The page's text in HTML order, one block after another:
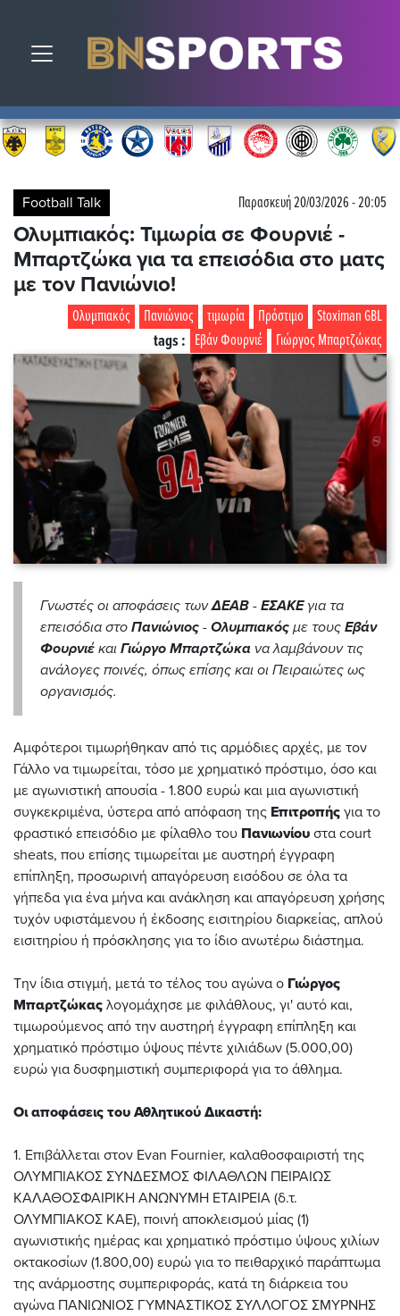
Toggle navigation
Football Talk Παρασκευή 20/03/2026 - 20:05
Ολυμπιακός: Τιμωρία σε Φουρνιέ -
Μπαρτζώκα για τα επεισόδια στο ματς
με τον Πανιώνιο!
Stoximan GBL
Πρόστιμο
τιμωρία
Πανιώνιος
Ολυμπιακός
Γιώργος Μπαρτζώκας
Εβάν Φουρνιέ
tags :
Γνωστές οι αποφάσεις τωνΔΕΑΒ - ΕΣΑΚΕγια τα
επεισόδια στο Πανιώνιος - Ολυμπιακός με τους Εβάν
Φουρνιέ και Γιώργο Μπαρτζώκα να λαμβάνουν τις
ανάλογες ποινές, όπως επίσης και οι Πειραιώτες ως
οργανισμός.
Αμφότεροι τιμωρήθηκαν από τις αρμόδιες αρχές, με τον
Γάλλο να τιμωρείται, τόσο με χρηματικό πρόστιμο, όσο και
με αγωνιστική απουσία - 1.800 ευρώ και μια αγωνιστική
συγκεκριμένα, ύστερα από απόφαση της Επιτροπής για το
φραστικό επεισόδιο με φίλαθλο του Πανιωνίου στα court
sheats, που επίσης τιμωρείται με αυστηρή έγγραφη
επίπληξη, προσωρινή απαγόρευση εισόδου σε όλα τα
γήπεδα για ένα μήνα και ανάκληση και απαγόρευση χρήσης
τυχόν υφιστάμενου ή έκδοσης εισιτηρίου διαρκείας, απλού
εισιτηρίου ή πρόσκλησης για το ίδιο ανωτέρω διάστημα.
Την ίδια στιγμή, μετά το τέλος του αγώνα ο Γιώργος
Μπαρτζώκας λογομάχησε με φιλάθλους, γι' αυτό και,
τιμωρούμενος από την αυστηρή έγγραφη επίπληξη και
χρηματικό πρόστιμο ύψους πέντε χιλιάδων (5.000,00)
ευρώ για δυσφημιστική συμπεριφορά για το άθλημα.
Οι αποφάσεις του Αθλητικού Δικαστή:
1. Επιβάλλεται στον Evan Fournier, καλαθοσφαιριστή της
ΟΛΥΜΠΙΑΚΟΣ ΣΥΝΔΕΣΜΟΣ ΦΙΛΑΘΛΩΝ ΠΕΙΡΑΙΩΣ
ΚΑΛΑΘΟΣΦΑΙΡΙΚΗ ΑΝΩΝΥΜΗ ΕΤΑΙΡΕΙΑ (δ.τ.
ΟΛΥΜΠΙΑΚΟΣ ΚΑΕ), ποινή αποκλεισμού μίας (1)
αγωνιστικής ημέρας και χρηματικό πρόστιμο ύψους χιλίων
οκτακοσίων (1.800,00) ευρώ για το πειθαρχικό παράπτωμα
της ανάρμοστης συμπεριφοράς, κατά τη διάρκεια του
αγώνα ΠΑΝΙΩΝΙΟΣ ΓΥΜΝΑΣΤΙΚΟΣ ΣΥΛΛΟΓΟΣ ΣΜΥΡΝΗΣ